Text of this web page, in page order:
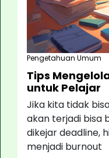
Pengetahuan Umum
Tips
untuk Pelajar
Jika kita tidak
akan terjadi bisa
dikejar deadline,
menjadi burnout